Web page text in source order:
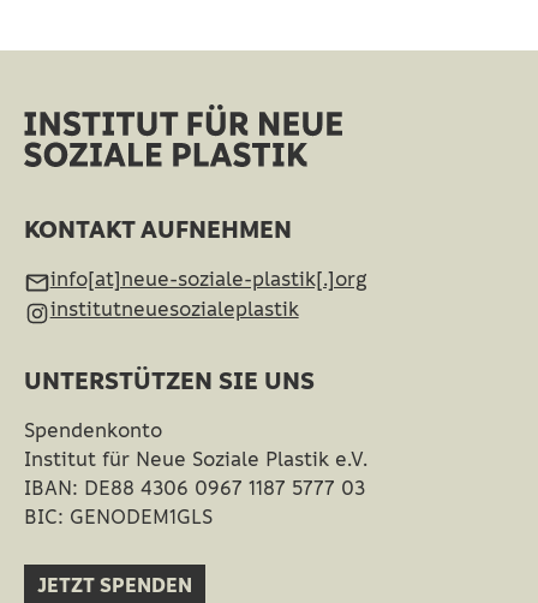
KONTAKT AUFNEHMEN
info[at]neue-soziale-plastik[.]org
institutneuesozialeplastik
UNTERSTÜTZEN SIE UNS
Spendenkonto
Institut für Neue Soziale Plastik e.V.
IBAN: DE88 4306 0967 1187 5777 03
BIC: GENODEM1GLS
JETZT SPENDEN